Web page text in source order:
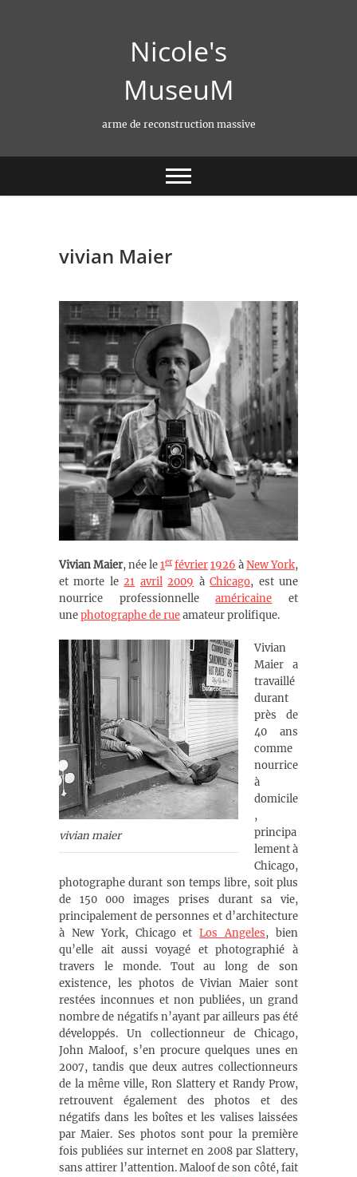
Nicole's
MuseuM
arme de reconstruction massive
vivian Maier
Vivian Maier, née le1er février1926 àNew York,
et morte le21 avril 2009 àChicago, est une
nourrice professionnelleaméricaine et
unephotographe de rueamateur prolifique.
vivian maier
Vivian
Maier a
travaillé
durant
près de
40 ans
comme
nourrice
à
domicile
,
principa
lement à
Chicago,
photographe durant son temps libre, soit plus
de 150 000 images prises durant sa vie,
principalement de personnes et d’architecture
à New York, Chicago etLos Angeles, bien
qu’elle ait aussi voyagé et photographié à
travers le monde. Tout au long de son
existence, les photos de Vivian Maier sont
restées inconnues et non publiées, un grand
nombre de négatifs n’ayant par ailleurs pas été
développés. Un collectionneur de Chicago,
John Maloof, s’en procure quelques unes en
2007, tandis que deux autres collectionneurs
de la même ville, Ron Slattery et Randy Prow,
retrouvent également des photos et des
négatifs dans les boîtes et les valises laissées
par Maier. Ses photos sont pour la première
fois publiées sur internet en 2008 par Slattery,
sans attirer l’attention. Maloof de son côté, fait